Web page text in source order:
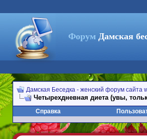
Форум Дамская
Дамская Беседка - женский форум сайта
Четырехдневная диета (увы,
Справка